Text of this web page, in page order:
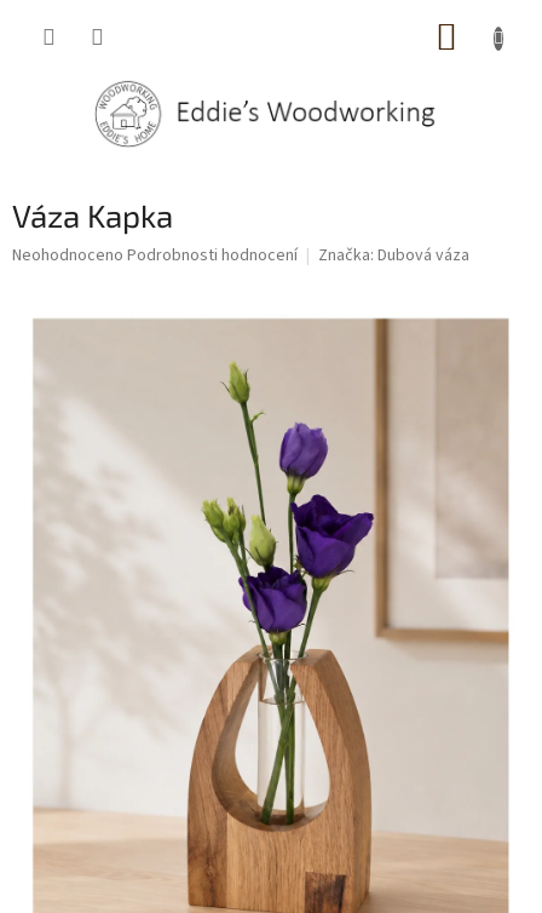
Váza Kapka
Průměrné
Neohodnoceno Podrobnosti hodnocení Značka: Dubová váza